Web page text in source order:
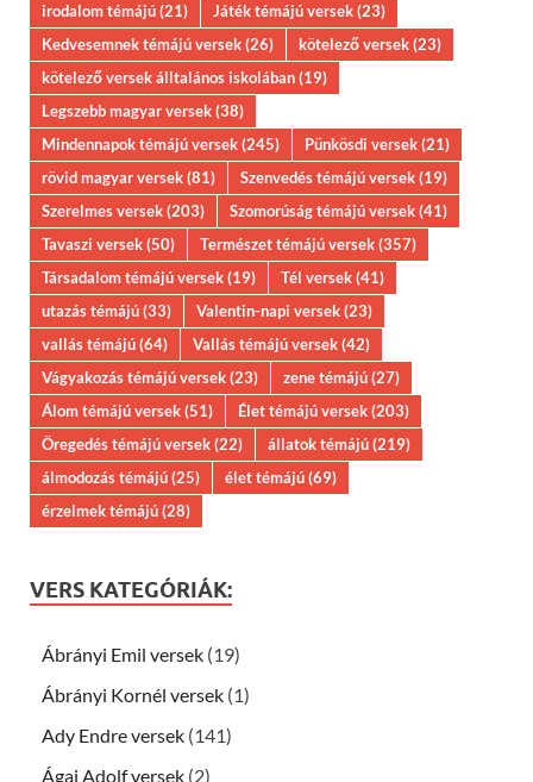
irodalom témájú(21) Játék témájú versek(23)
Kedvesemnek témájú versek(26) kötelező versek(23)
kötelező versek álltalános iskolában(19)
Legszebb magyar versek(38)
Mindennapok témájú versek(245) Pünkösdi versek(21)
rövid magyar versek(81) Szenvedés témájú versek(19)
Szerelmes versek(203) Szomorúság témájú versek(41)
Tavaszi versek(50) Természet témájú versek(357)
Társadalom témájú versek(19) Tél versek(41)
utazás témájú(33) Valentin-napi versek(23)
vallás témájú(64) Vallás témájú versek(42)
Vágyakozás témájú versek(23) zene témájú(27)
Álom témájú versek(51) Élet témájú versek(203)
Öregedés témájú versek(22) állatok témájú(219)
álmodozás témájú(25) élet témájú(69)
érzelmek témájú(28)
VERS KATEGÓRIÁK:
Ábrányi Emil versek (19)
Ábrányi Kornél versek (1)
Ady Endre versek (141)
Ágai Adolf versek (2)